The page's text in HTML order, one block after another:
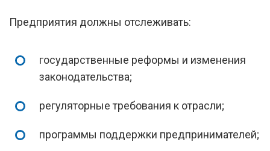
Предприятия должны отслеживать:
государственные реформы и изменения
законодательства;
регуляторные требования к отрасли;
программы поддержки предпринимателей;